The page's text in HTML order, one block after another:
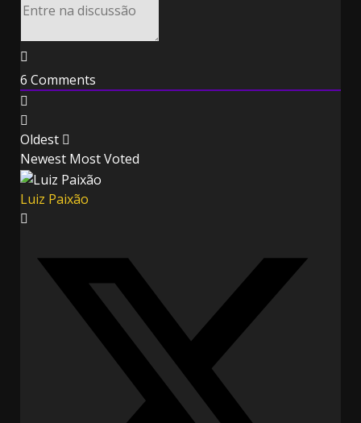
6 Comments
Oldest
Newest Most Voted
Luiz Paixão